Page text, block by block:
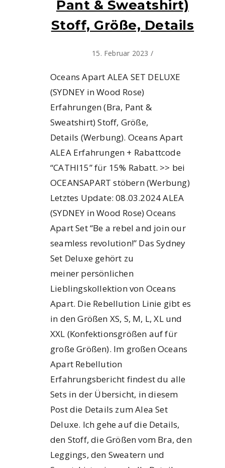
Pant & Sweatshirt)
Stoff, Größe, Details
15. Februar 2023 /
Oceans Apart ALEA SET DELUXE
(SYDNEY in Wood Rose)
Erfahrungen (Bra, Pant &
Sweatshirt) Stoff, Größe,
Details (Werbung). Oceans Apart
ALEA Erfahrungen + Rabattcode
“CATHI15” für 15% Rabatt. >> bei
OCEANSAPART stöbern (Werbung)
Letztes Update: 08.03.2024 ALEA
(SYDNEY in Wood Rose) Oceans
Apart Set “Be a rebel and join our
seamless revolution!” Das Sydney
Set Deluxe gehört zu
meiner persönlichen
Lieblingskollektion von Oceans
Apart. Die Rebellution Linie gibt es
in den Größen XS, S, M, L, XL und
XXL (Konfektionsgrößen auf für
große Größen). Im großen Oceans
Apart Rebellution
Erfahrungsbericht findest du alle
Sets in der Übersicht, in diesem
Post die Details zum Alea Set
Deluxe. Ich gehe auf die Details,
den Stoff, die Größen vom Bra, den
Leggings, den Sweatern und